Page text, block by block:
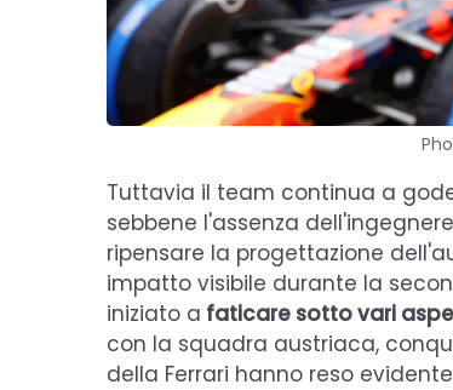
Tuttavia il team continua a
sebbene l'assenza
ripensare la progettazione
impatto visibile durante la
iniziato a faticare sotto vari
con la squadra austriaca,
della Ferrari hanno reso